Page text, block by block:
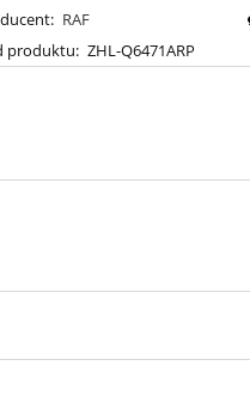
RAF
produktu: ZHL-Q6471ARP